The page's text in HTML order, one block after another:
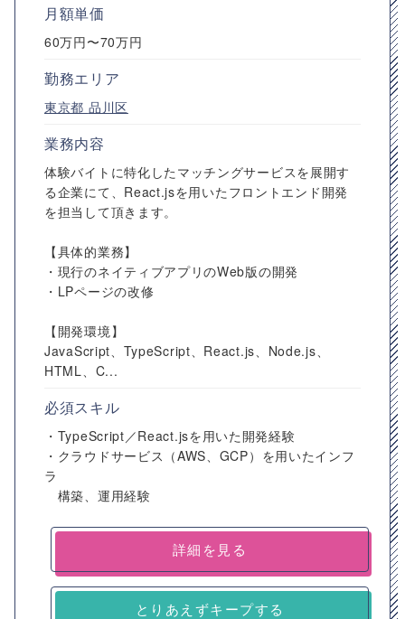
月額単価
60万円〜70万円
勤務エリア
東京都 品川区
業務内容
体験バイトに特化したマッチングサービスを展開す
る企業にて、React.jsを用いたフロントエンド開発
を担当して頂きます。
【具体的業務】
・現行のネイティブアプリのWeb版の開発
・LPページの改修
【開発環境】
JavaScript、TypeScript、React.js、Node.js、
HTML、C...
必須スキル
・TypeScript／React.jsを用いた開発経験
・クラウドサービス（AWS、GCP）を用いたインフ
ラ
構築、運用経験
詳細を見る
とりあえずキープする